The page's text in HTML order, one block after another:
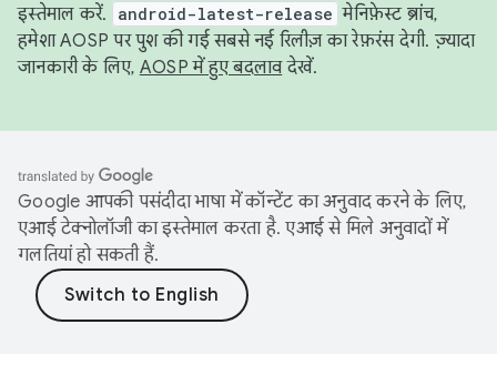
इस्तेमाल करें.
android-latest-release मेनिफ़ेस्ट ब्रांच,
हमेशा AOSP पर पुश की गई सबसे नई रिलीज़ का रेफ़रंस देगी. ज़्यादा
जानकारी के लिए, AOSP में हुए बदलावदेखें.
Google आपकी पसंदीदा भाषा में कॉन्टेंट का अनुवाद करने के लिए,
एआई टेक्नोलॉजी का इस्तेमाल करता है. एआई से मिले अनुवादों में
गलतियां हो सकती हैं.